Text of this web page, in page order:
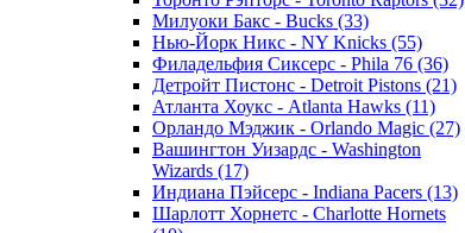
Милуоки Бакс - Bucks (33)
Нью-Йорк Никс - NY Knicks (55)
Филадельфия Сиксерс - Phila 76 (36)
Детройт Пистонс - Detroit Pistons (21)
Атланта Хоукс - Atlanta Hawks (11)
Орландо Мэджик - Orlando Magic (27)
Вашингтон Уизардс - Washington
Wizards (17)
Индиана Пэйсерс - Indiana Pacers (13)
Шарлотт Хорнетс - Charlotte Hornets